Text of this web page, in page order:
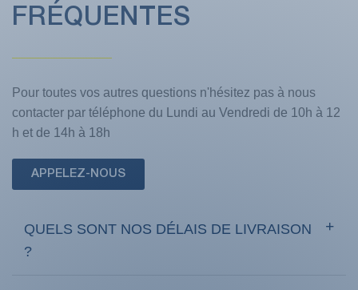
FRÉQUENTES
Pour toutes vos autres questions n'hésitez pas à nous
contacter par téléphone du Lundi au Vendredi de 10h à 12
h et de 14h à 18h
APPELEZ-NOUS
QUELS SONT NOS DÉLAIS DE LIVRAISON
?